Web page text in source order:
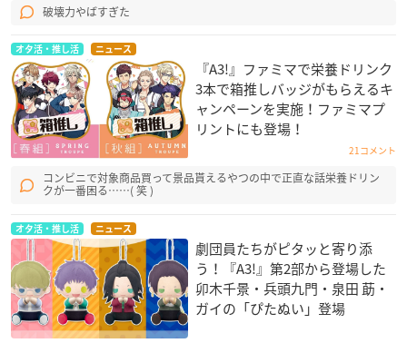
破壊力やばすぎた
オタ活・推し活 ニュース
『A3!』ファミマで栄養ドリンク
3本で箱推しバッジがもらえるキ
ャンペーンを実施！ファミマプ
リントにも登場！
21コメント
コンビニで対象商品買って景品貰えるやつの中で正直な話栄養ドリン
クが一番困る……( 笑 )
オタ活・推し活 ニュース
劇団員たちがピタッと寄り添
う！『A3!』第2部から登場した
卯木千景・兵頭九門・泉田 莇・
ガイの「ぴたぬい」登場